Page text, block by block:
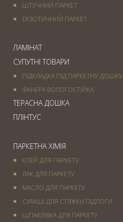
ШТУЧНИЙ ПАРКЕТ
ЕКЗОТИЧНИЙ ПАРКЕТ
ЛАМІНАТ
СУПУТНІ ТОВАРИ
ПІДКЛАДКА ПІД ПАРКЕТНУ ДОШКУ
ФАНЕРА ВОЛОГОСТІЙКА
ТЕРАСНА ДОШКА
ПЛІНТУС
ПАРКЕТНА ХІМІЯ
КЛЕЙ ДЛЯ ПАРКЕТУ
ЛАК ДЛЯ ПАРКЕТУ
МАСЛО ДЛЯ ПАРКЕТУ
СУМІШІ ДЛЯ СТЯЖКИ ПІДЛОГИ
ШПАКЛІВКА ДЛЯ ПАРКЕТУ